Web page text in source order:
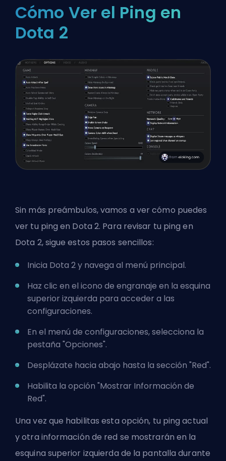
Cómo Ver el Ping en
Dota 2
Sin más preámbulos, vamos a ver cómo puedes
ver tu ping en Dota 2. Para revisar tu ping en
Dota 2, sigue estos pasos sencillos:
Inicia Dota 2 y navega al menú principal.
Haz clic en el icono de engranaje en la esquina
superior izquierda para acceder a las
configuraciones.
En el menú de configuraciones, selecciona la
pestaña "Opciones".
Desplázate hacia abajo hasta la sección "Red".
Habilita la opción "Mostrar Información de
Red".
Una vez que habilitas esta opción, tu ping actual
y otra información de red se mostrarán en la
esquina superior izquierda de la pantalla durante